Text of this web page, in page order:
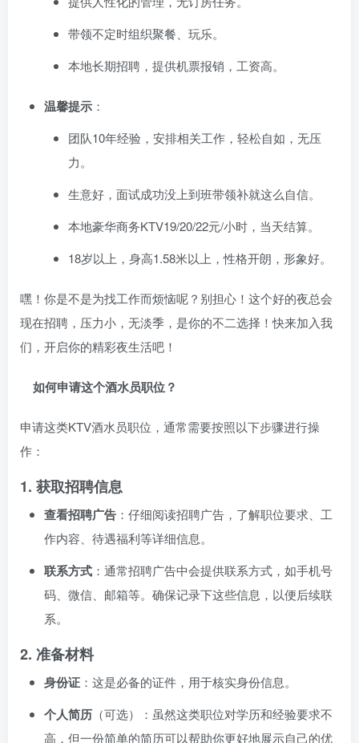
带领不定时组织聚餐、玩乐。
本地长期招聘，提供机票报销，工资高。
温馨提示 ：
团队10年经验，安排相关工作，轻松自如，无压
力。
生意好，面试成功没上到班带领补就这么自信。
本地豪华商务KTV19/20/22元/小时，当天结算。
18岁以上，身高1.58米以上，性格开朗，形象好。
嘿！你是不是为找工作而烦恼呢？别担心！这个好的夜总会
现在招聘，压力小，无淡季，是你的不二选择！快来加入我
们，开启你的精彩夜生活吧！
如何申请这个酒水员职位？
申请这类KTV酒水员职位，通常需要按照以下步骤进行操
作：
1. 获取招聘信息
查看招聘广告 ：仔细阅读招聘广告，了解职位要求、工
作内容、待遇福利等详细信息。
联系方式 ：通常招聘广告中会提供联系方式，如手机号
码、微信、邮箱等。确保记录下这些信息，以便后续联
系。
2. 准备材料
身份证 ：这是必备的证件，用于核实身份信息。
个人简历 （可选）：虽然这类职位对学历和经验要求不
高，但一份简单的简历可以帮助你更好地展示自己的优